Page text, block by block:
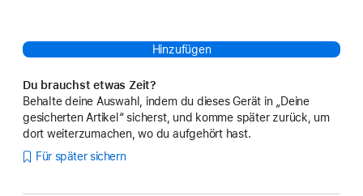
Hinzufügen
Du brauchst etwas Zeit?
Behalte deine Auswahl, indem du dieses Gerät in „Deine
gesicherten Artikel“ sicherst, und komme später zurück, um
dort weiterzumachen, wo du aufgehört hast.
Für später sichern